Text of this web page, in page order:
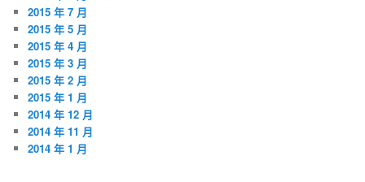
2015 年 7 月
2015 年 5 月
2015 年 4 月
2015 年 3 月
2015 年 2 月
2015 年 1 月
2014 年 12 月
2014 年 11 月
2014 年 1 月